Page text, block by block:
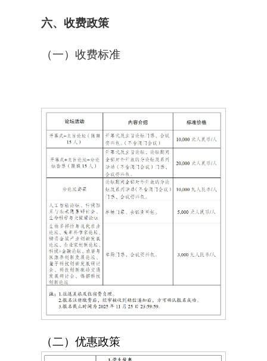
六、收费政策
（一）收费标准
（二）优惠政策